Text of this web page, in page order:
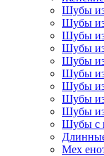
Шубы из
Шубы из
Шубы
Шубы
Шубы
Шубы из
Шубы из
Шубы
Шубы
Шубы с
Мех